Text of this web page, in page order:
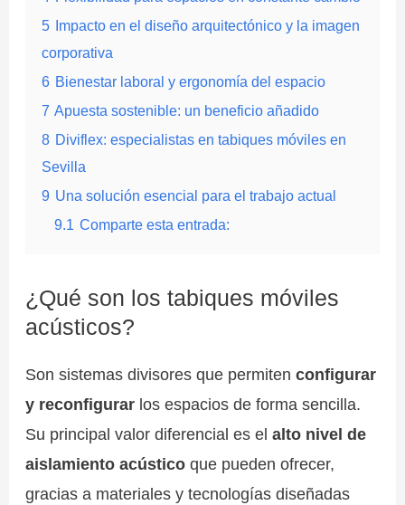
5
Impacto en el diseño arquitectónico y la imagen
corporativa
6 Bienestar laboral y ergonomía del espacio
7 Apuesta sostenible: un beneficio añadido
8 Diviflex: especialistas en tabiques móviles en
Sevilla
9 Una solución esencial para el trabajo actual
9.1 Comparte esta entrada:
¿Qué son los tabiques móviles
acústicos?
Son sistemas divisores que permitenconfigurar
y reconfigurar los espacios de forma sencilla.
Su principal valor diferencial es elalto nivel de
aislamiento acústico que pueden ofrecer,
gracias a materiales y tecnologías diseñadas